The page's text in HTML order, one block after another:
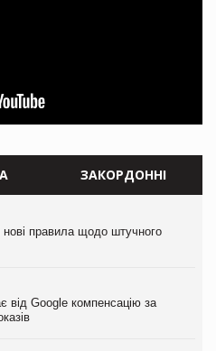
ЗАКОРДОННІ
правила щодо штучного
від Google компенсацію за
правила щодо штучного
від Google компенсацію за
правила щодо штучного
від Google компенсацію за